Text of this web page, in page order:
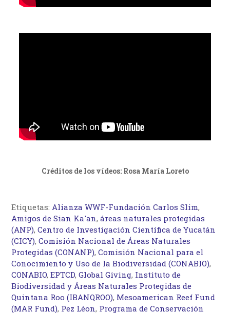
Créditos de los vídeos: Rosa María Loreto
Etiquetas:Alianza WWF-Fundación Carlos Slim,
Amigos de Sian Ka'an,áreas naturales protegidas
(ANP),Centro de Investigación Científica de Yucatán
(CICY),Comisión Nacional de Áreas Naturales
Protegidas (CONANP),Comisión Nacional para el
Conocimiento y Uso de la Biodiversidad (CONABIO),
CONABIO,EPTCD,Global Giving, Instituto de
Biodiversidad y Áreas Naturales Protegidas de
Quintana Roo (IBANQROO), Mesoamerican Reef Fund
(MAR Fund), Pez Léon, Programa de Conservación